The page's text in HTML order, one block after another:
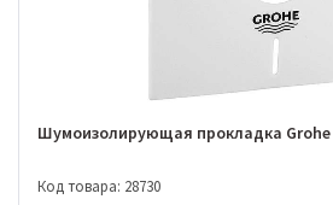
Шумоизолирующая прокладка Grohe
Код товара: 28730